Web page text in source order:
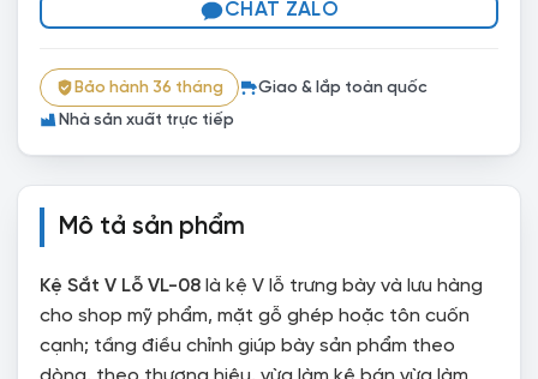
CHAT ZALO
Bảo hành 36 tháng
Giao & lắp toàn quốc
Nhà sản xuất trực tiếp
Mô tả sản phẩm
Kệ Sắt V Lỗ VL-08 là kệ V lỗ trưng bày và lưu hàng
cho shop mỹ phẩm, mặt gỗ ghép hoặc tôn cuốn
cạnh; tầng điều chỉnh giúp bày sản phẩm theo